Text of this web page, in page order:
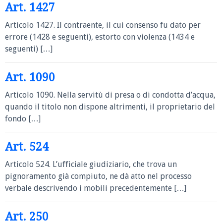
Art. 1427
Articolo 1427. Il contraente, il cui consenso fu dato per
errore (1428 e seguenti), estorto con violenza (1434 e
seguenti) […]
Art. 1090
Articolo 1090. Nella servitù di presa o di condotta d’acqua,
quando il titolo non dispone altrimenti, il proprietario del
fondo […]
Art. 524
Articolo 524. L’ufficiale giudiziario, che trova un
pignoramento già compiuto, ne dà atto nel processo
verbale descrivendo i mobili precedentemente […]
Art. 250